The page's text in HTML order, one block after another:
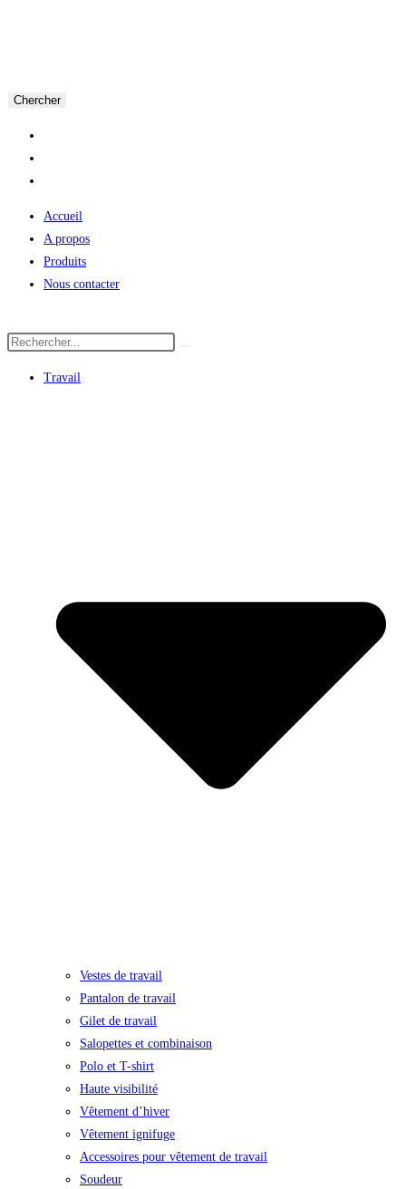
Chercher
Accueil
A propos
Produits
Nous contacter
Travail
Vestes de travail
Pantalon de travail
Gilet de travail
Salopettes et combinaison
Polo et T-shirt
Haute visibilité
Vêtement d’hiver
Vêtement ignifuge
Accessoires pour vêtement de travail
Soudeur